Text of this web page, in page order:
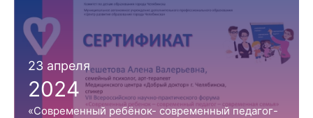
23 апреля
2024
«Современный ребёнок- современный педагог-